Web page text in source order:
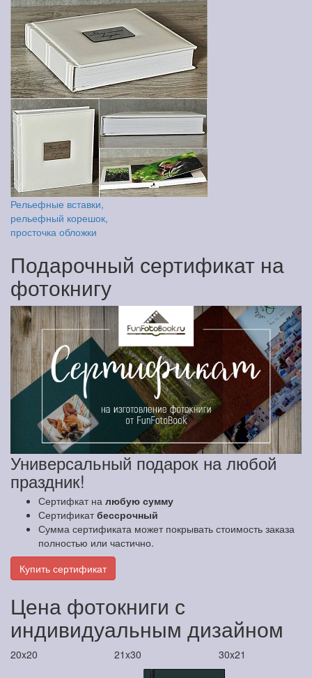
Рельефные вставки,
рельефный корешок,
просточка обложки
Подарочный сертификат на
фотокнигу
Универсальный подарок на любой
праздник!
Сертифкат на любую сумму
Сертификатбессрочный
Сумма сертификата может покрывать стоимость заказа
полностью или частично.
Купить сертификат
Цена фотокниги с
индивидуальным дизайном
20x20 21x30 30x21